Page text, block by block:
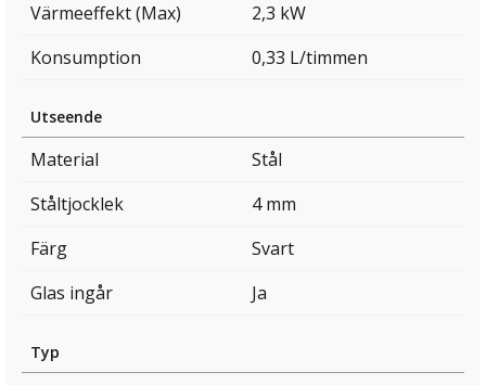
Värmeeffekt (Max)
2,3 kW
Konsumption
0,33 L/timmen
Utseende
Material
Stål
Ståltjocklek
4 mm
Färg
Svart
Glas ingår
Ja
Typ